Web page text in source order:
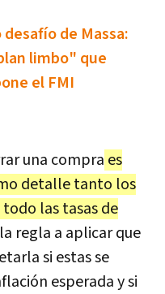
de Massa:
limbo" que
el FMI
una compra es
detalle tanto los
las tasas de
regla a aplicar que
si estas se
esperada y si